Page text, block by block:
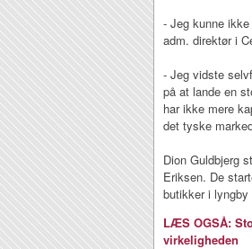
- Jeg kunne
adm. direktør i
- Jeg vidste
på at lande en
har ikke mere
det tyske
Dion Guldbjerg
Eriksen. De
butikker i
LÆS OGSÅ:
virkeligheden